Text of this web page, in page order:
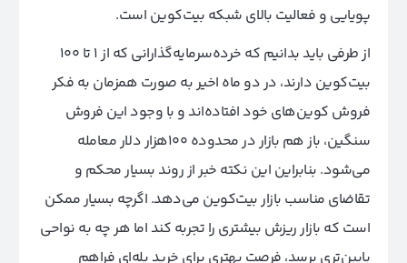
پویایی و فعالیت بالای شبکه بیت‌کوین است.
از طرفی باید بدانیم که خرده‌سرمایه‌گذارانی که از ۱ تا ۱۰۰
بیت‌کوین دارند، در دو ماه اخیر به صورت همزمان به فکر
فروش کوین‌های خود افتاده‌اند و با وجود این فروش
سنگین، باز هم بازار در محدوده ۱۰۰‌هزار دلار معامله
می‌شود. بنابراین این نکته خبر از روند بسیار محکم و
تقاضای مناسب بازار بیت‌کوین می‌دهد. اگرچه بسیار ممکن
است که بازار ریزش بیشتری را تجربه کند اما هر چه به نواحی
پایین‌تری برسد، فرصت بهتری برای خرید پله‌ای فراهم